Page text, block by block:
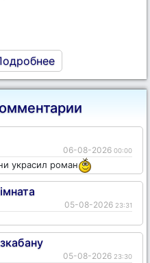
06-08-2026 00:00
украсил роман
05-08-2026 23:31
05-08-2026 23:30